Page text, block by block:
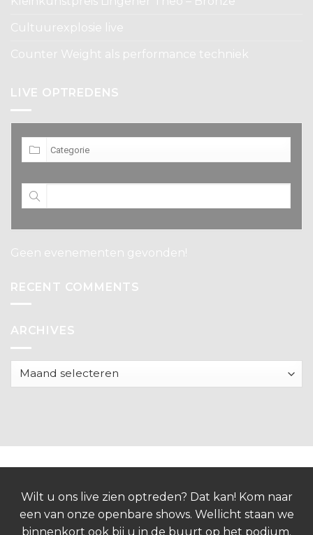
Cultuurexplosie live
Counter Weight als performance techniek
LIVE OPTREDENS
Geen evenementen gevonden!
RECENT COMMENTS
ARCHIVES
Archives
Wilt u ons live zien optreden? Dat kan! Kom naar
een van onze openbare shows. Wellicht staan we
binnenkort ook bij u in de buurt op het podium.